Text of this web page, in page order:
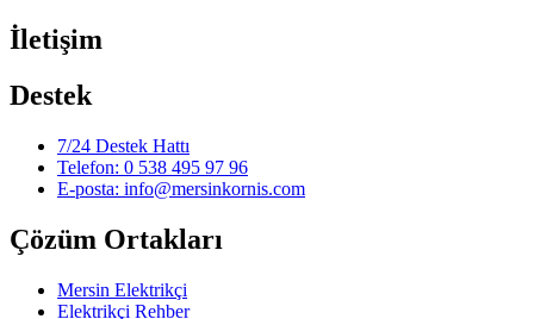
İletişim
Destek
7/24 Destek Hattı
Telefon: 0 538 495 97 96
E-posta: info@mersinkornis.com
Çözüm Ortakları
Mersin Elektrikçi
Elektrikçi Rehber